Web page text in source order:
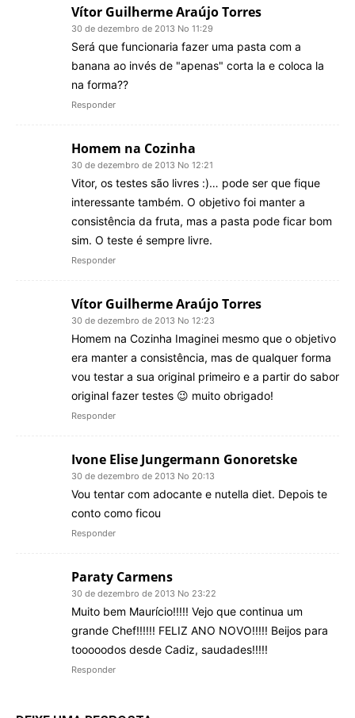
Vítor Guilherme Araújo Torres
30 de dezembro de 2013 No 11:29
Será que funcionaria fazer uma pasta com a
banana ao invés de "apenas" corta la e coloca la
na forma??
Responder
Homem na Cozinha
30 de dezembro de 2013 No 12:21
Vitor, os testes são livres :)… pode ser que fique
interessante também. O objetivo foi manter a
consistência da fruta, mas a pasta pode ficar bom
sim. O teste é sempre livre.
Responder
Vítor Guilherme Araújo Torres
30 de dezembro de 2013 No 12:23
Homem na Cozinha Imaginei mesmo que o objetivo
era manter a consistência, mas de qualquer forma
vou testar a sua original primeiro e a partir do sabor
original fazer testes 😉 muito obrigado!
Responder
Ivone Elise Jungermann Gonoretske
30 de dezembro de 2013 No 20:13
Vou tentar com adocante e nutella diet. Depois te
conto como ficou
Responder
Paraty Carmens
30 de dezembro de 2013 No 23:22
Muito bem Maurício!!!!! Vejo que continua um
grande Chef!!!!!! FELIZ ANO NOVO!!!!! Beijos para
tooooodos desde Cadiz, saudades!!!!!
Responder